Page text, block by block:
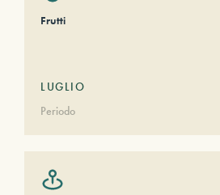
Frutti
LUGLIO
Periodo